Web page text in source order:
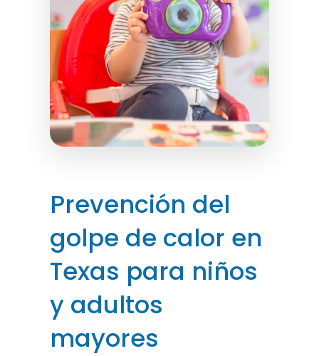
Prevención del
golpe de calor en
Texas para niños
y adultos
mayores